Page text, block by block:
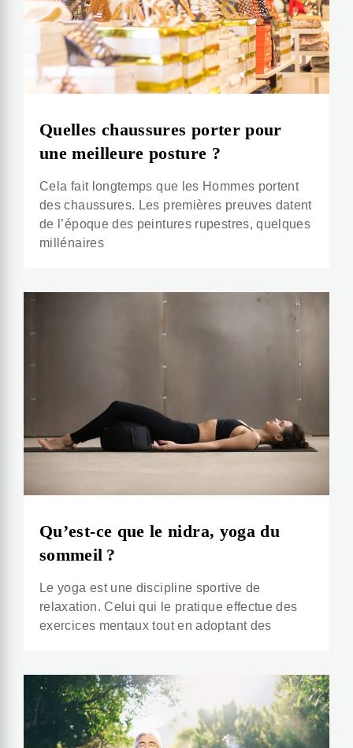
Quelles chaussures porter pour
une meilleure posture ?
Cela fait longtemps que les Hommes portent
des chaussures. Les premières preuves datent
de l’époque des peintures rupestres, quelques
millénaires
Qu’est-ce que le nidra, yoga du
sommeil ?
Le yoga est une discipline sportive de
relaxation. Celui qui le pratique effectue des
exercices mentaux tout en adoptant des